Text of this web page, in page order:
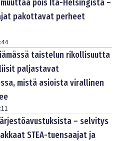
pois Itä-Helsingistä –
pakottavat perheet
taistelun rikollisuutta
paljastavat
mistä asioista virallinen
– selvitys
STEA-tuensaajat ja